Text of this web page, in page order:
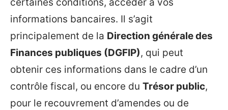
informations bancaires. Il s’agit
principalement de la Direction générale des
Finances publiques (DGFIP), qui peut
obtenir ces informations dans le cadre d’un
contrôle fiscal, ou encore du Trésor public,
pour le recouvrement d’amendes ou de